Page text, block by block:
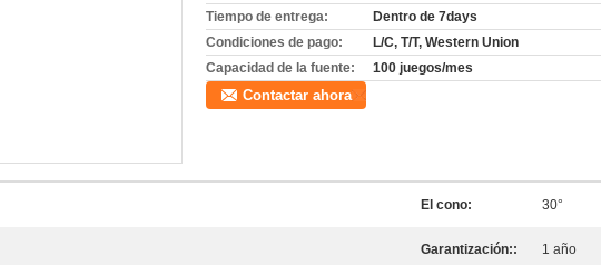
Tiempo de entrega:
Dentro de 7days
Condiciones de pago:
L/C, T/T, Western Union
Capacidad de la fuente:
100 juegos/mes
Contactar ahora
El cono: 30°
Garantización:: 1 año